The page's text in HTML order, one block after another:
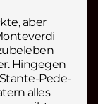
aber
Hingegen
Pede-
alles